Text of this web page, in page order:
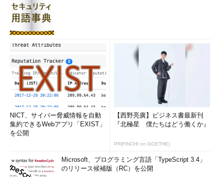
NICT、サイバー脅威情報を自動
集約できるWebアプリ「EXIST」
を公開
【西野亮廣】ビジネス書最新刊
『北極星 僕たちはどう働くか』
PR(FINCHI on GOETHE)
Microsoft、プログラミング言語「TypeScript 3.4」
のリリース候補版（RC）を公開